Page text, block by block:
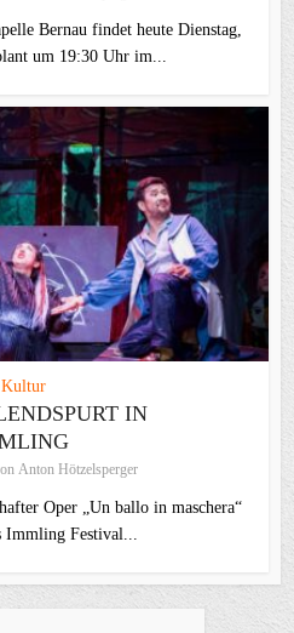
Bernau findet heute Dienstag,
um 19:30 Uhr im...
Kultur
IN
Anton Hötzelsperger
Oper „Un ballo in maschera“
Immling Festival...